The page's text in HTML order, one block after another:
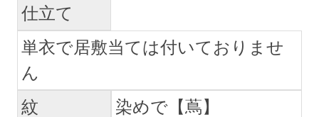
仕立て
単衣で居敷当ては付いておりませ
ん
紋
染めで【蔦】